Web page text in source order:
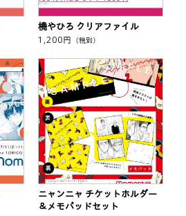
橈やひろ クリアファイル
1,200円 （税別）
ニャンニャ チケットホルダー
＆メモパッドセット